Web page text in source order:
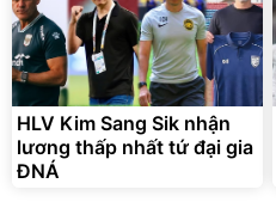
HLV Kim Sang Sik nhận
lương thấp nhất tứ đại gia
ĐNÁ